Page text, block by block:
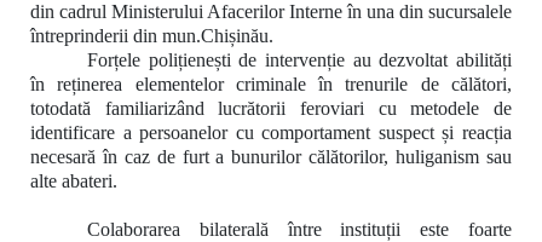
din cadrul Ministerului Afacerilor Interne în una din sucursalele
întreprinderii din mun.Chișinău.
Forțele polițienești de intervenție audezvoltat abilități
înreținerea elementelor criminale în trenurile de călători,
totodată familiarizând lucrătorii feroviari cu metodele de
identificare a persoanelor cu comportament suspect și reacția
necesară în caz de furt a bunurilor călătorilor, huliganism sau
alte abateri.
Colaborarea bilaterală între instituții este foarte